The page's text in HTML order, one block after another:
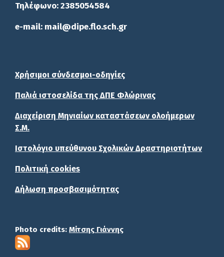
Τηλέφωνο: 2385054584
e-mail: mail@dipe.flo.sch.gr
Χρήσιμοι σύνδεσμοι-οδηγίες
Παλιά ιστοσελίδα της ΔΠΕ Φλώρινας
Διαχείριση Μηνιαίων καταστάσεων ολοήμερων
Σ.Μ.
Ιστολόγιο υπεύθυνου Σχολικών Δραστηριοτήτων
Πολιτική cookies
Δήλωση προσβασιμότητας
Photo credits: Μίτσης Γιάννης